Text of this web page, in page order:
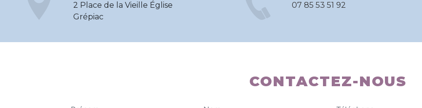
2 Place de la Vieille Église
Grépiac
07 85 53 51 92
CONTACTEZ-NOUS